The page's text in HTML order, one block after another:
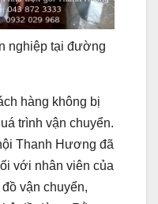
nghiệp tại đường
hàng không bị
trình vận chuyển.
Thanh Hương đã
với nhân viên của
vận chuyển,